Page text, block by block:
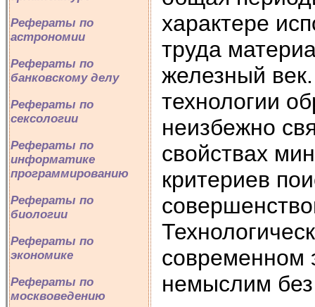
Рефераты по
астрономии
Рефераты по
банковскому делу
Рефераты по
сексологии
Рефераты по
информатике
программированию
Рефераты по
биологии
Рефераты по
экономике
Рефераты по
москвоведению
характере
труда
железный
технологии
неизбежно
свойствах
критериев
современном
немыслим